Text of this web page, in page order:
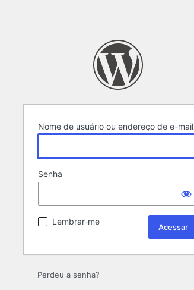
Nome de usuário ou endereço de e-mail
Senha
Lembrar-me
Perdeu a senha?